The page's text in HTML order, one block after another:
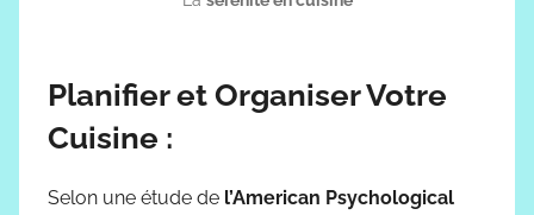
Planifier et Organiser Votre
Cuisine :
Selon une étude de l’American Psychological